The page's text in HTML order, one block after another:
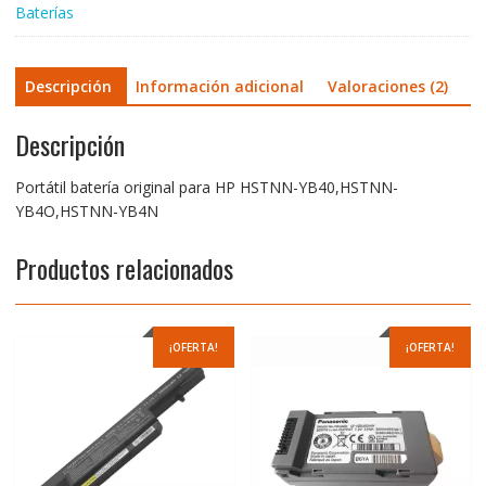
Baterías
Descripción Información adicional Valoraciones (2)
Descripción
Portátil batería original para HP HSTNN-YB40,HSTNN-
YB4O,HSTNN-YB4N
Productos relacionados
¡OFERTA! ¡OFERTA!